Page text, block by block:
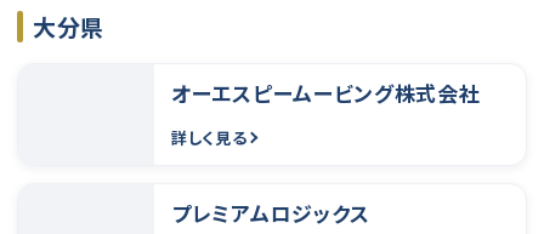
大分県
オーエスピームービング株式会社
詳しく見る
プレミアムロジックス